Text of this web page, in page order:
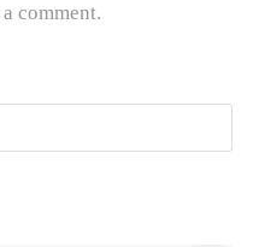
comment.